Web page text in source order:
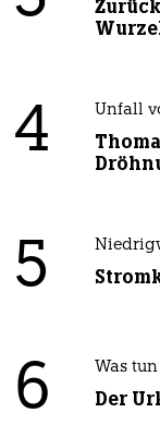
4 Unfall
5
6 Was
Der